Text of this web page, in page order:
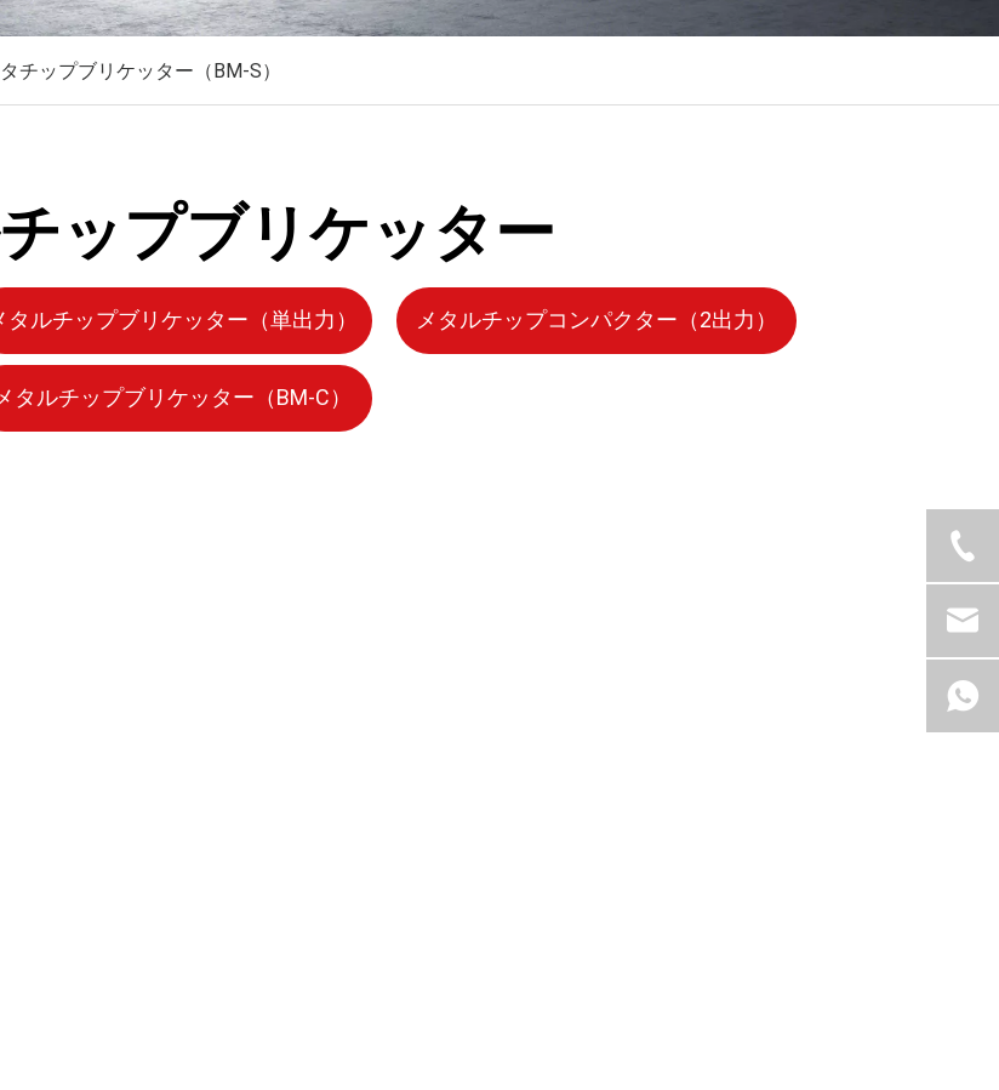
チップブリケッター（BM-S）
ップブリケッター
タルチップブリケッター（単出力） メタルチップコンパクター（2出力）
タルチップブリケッター（BM-C）